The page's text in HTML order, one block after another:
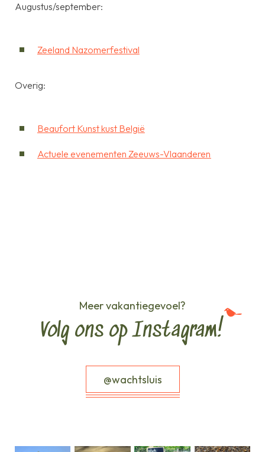
Augustus/september:
Zeeland Nazomerfestival
Overig:
Beaufort Kunst kust België
Actuele evenementen Zeeuws-Vlaanderen
Meer vakantiegevoel?
Volg ons op Instagram!
@wachtsluis